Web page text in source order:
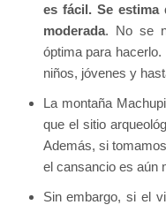
es fácil. Se
moderada. No se
óptima para
niños, jóvenes y
La montaña
que el sitio
Además, si
el cansancio es aún
Sin embargo, si el